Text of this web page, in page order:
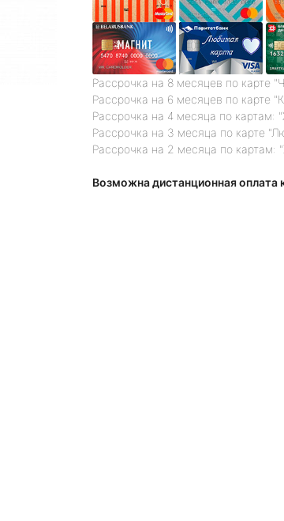
Рассрочка на 8 месяцев по карте
Рассрочка на 6 месяцев по карте
Рассрочка на 4 месяца по картам:
Рассрочка на 3 месяца по карте
Рассрочка на 2 месяца по картам:
Возможна дистанционная оплата